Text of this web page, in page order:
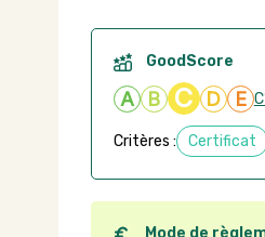
GoodScore
A B C D E
Critères : Certificat
Mode de